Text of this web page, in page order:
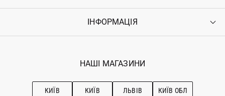
Повернення
Гарантія
Увійти
Ostriv Club+
ІНФОРМАЦІЯ
Наші магазини
Рекомендації з догляду
НАШІ МАГАЗИНИ
КИЇВ КИЇВ ЛЬВІВ КИЇВ ОБЛ